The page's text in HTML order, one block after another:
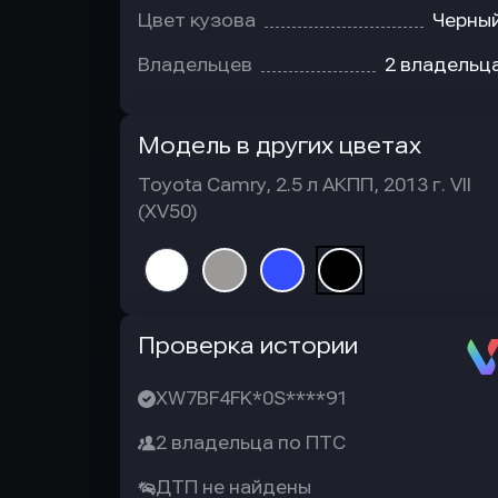
Цвет кузова
Владельцев 2
Модель в других цветах
Toyota Camry, 2.5 л АКПП, 2013 г. VII
(XV50)
Проверка истории
XW7BF4FK*0S****91
2 владельца по ПТС
ДТП не найдены